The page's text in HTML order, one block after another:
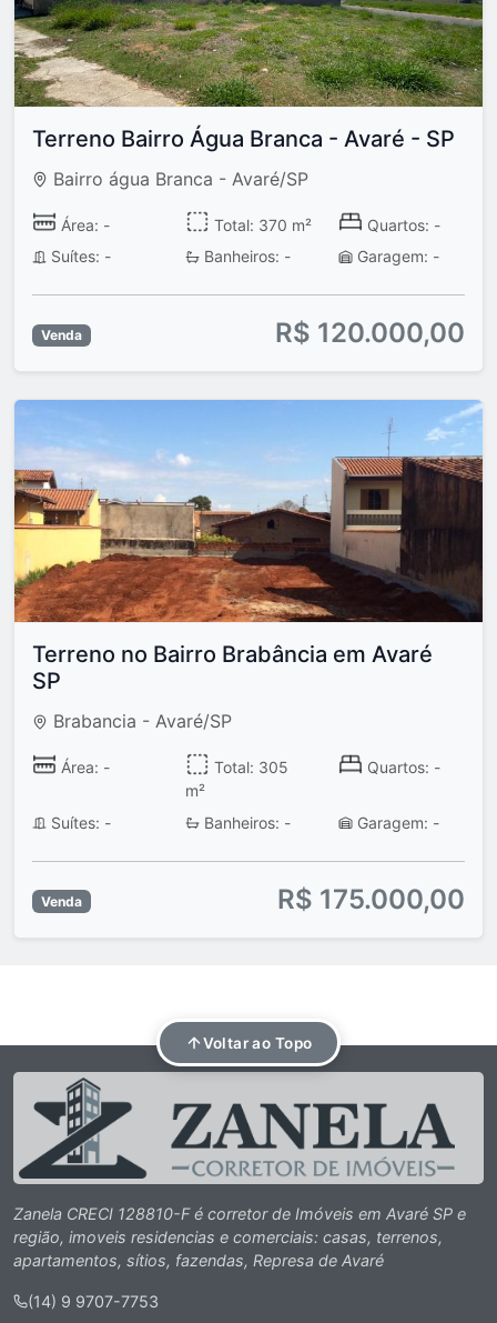
Terreno Bairro Água Branca - Avaré - SP
Bairro água Branca - Avaré/SP
Área: - Total: 370 m²
Quartos: -
Suítes: -
Banheiros: - Garagem: -
Venda R$ 120.000,00
Terreno no Bairro Brabância em Avaré
SP
Brabancia - Avaré/SP
Área: -
Total: 305
m²
Quartos: -
Suítes: - Banheiros: - Garagem: -
Venda R$ 175.000,00
Voltar ao Topo
Zanela CRECI 128810-F é corretor de Imóveis em Avaré SP e
região, imoveis residencias e comerciais: casas, terrenos,
apartamentos, sítios, fazendas, Represa de Avaré
(14) 9 9707-7753